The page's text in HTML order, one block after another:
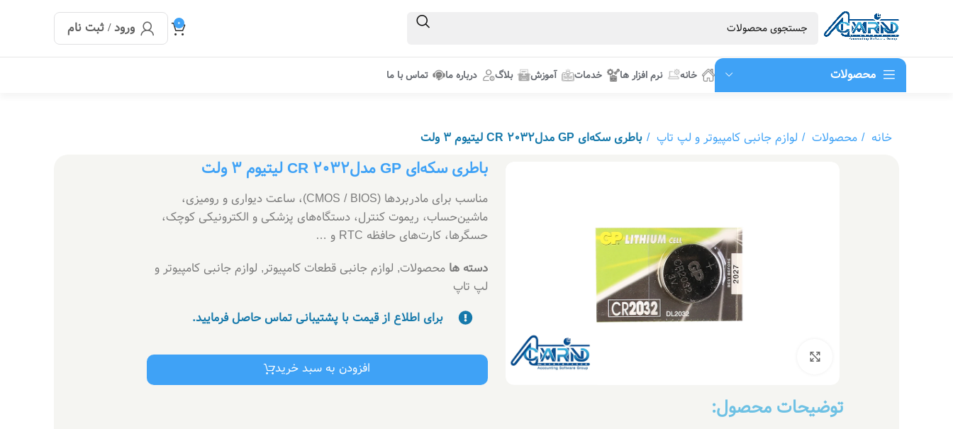
0 ورود / ثبت نام
محصولات خانه نرم افزار ها خدمات آموزش بلاگ درباره ما تماس با ما
خانه محصولات لوازم جانبی کامپیوتر و لپ تاپ باطری سکه‌ای GP مدلCR 2032 لیتیوم ۳ ولت
باطری سکه‌ای GP مدلCR 2032 لیتیوم ۳ ولت
مناسب برای مادربردها (CMOS / BIOS)، ساعت دیواری و رومیزی،
ماشین‌حساب، ریموت کنترل، دستگاه‌های پزشکی و الکترونیکی کوچک،
حسگرها، کارت‌های حافظه RTC و …
دسته ها محصولات, لوازم جانبی قطعات کامپیوتر, لوازم جانبی کامپیوتر و
لپ تاپ
برای اطلاع از قیمت با پشتیبانی تماس حاصل فرمایید.
افزودن به سبد خرید
توضیحات محصول: